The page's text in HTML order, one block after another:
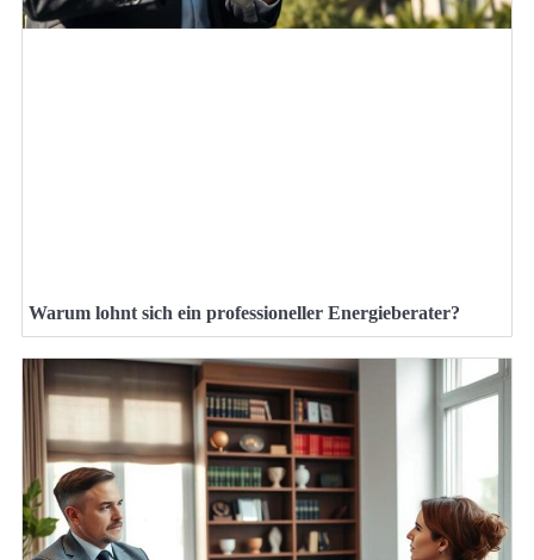
Warum lohnt sich ein professioneller Energieberater?